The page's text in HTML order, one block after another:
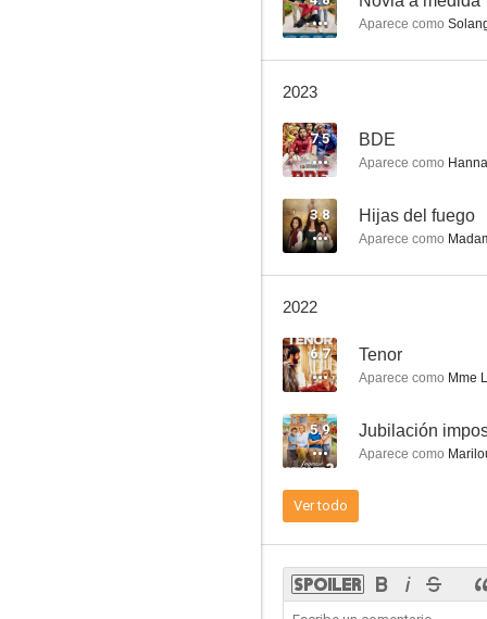
6.7
La casa de tus sueños
5.9
Aparece como
2023
7.5 BDE
Aparece como
3.8 Hijas del fuego
Aparece como
2022
6.7 Tenor
Aparece como Mme
5.9 Jubilación
Aparece como
Ver todo